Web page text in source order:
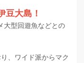
豆大島！
大型回遊魚などとの
、ワイド派からマク